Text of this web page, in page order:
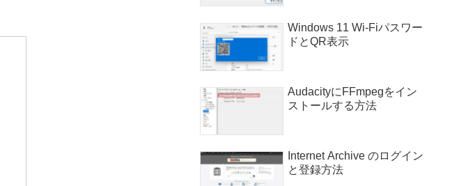
Windows 11 Wi-Fiパスワー
ドとQR表示
AudacityにFFmpegをイン
ストールする方法
Internet Archive のログイン
と登録方法